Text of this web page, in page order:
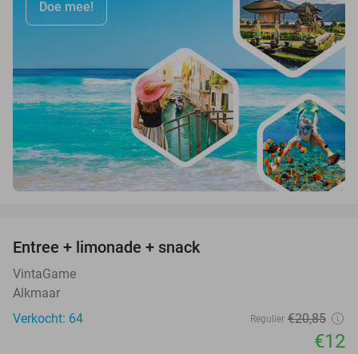
Doe mee!
Entree + limonade + snack
VintaGame
Alkmaar
Verkocht: 64
Regulier €20,85
€12